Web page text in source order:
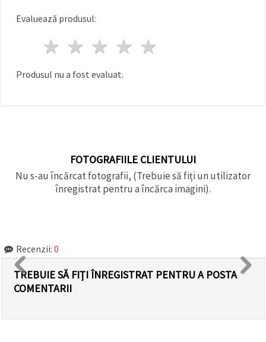
Evaluează produsul:
4 stele
3 stele
2 stele
1 stea
Produsul nu a fost evaluat.
FOTOGRAFIILE CLIENTULUI
Nu s-au încărcat fotografii, (Trebuie să fiți un utilizator
înregistrat pentru a încărca imagini).
Recenzii: 0
TREBUIE SĂ FIȚI ÎNREGISTRAT PENTRU A POSTA
COMENTARII